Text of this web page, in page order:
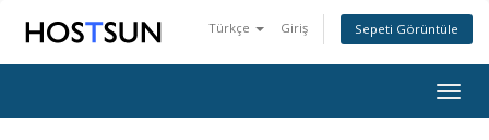
Türkçe Giriş Sepeti Görüntüle